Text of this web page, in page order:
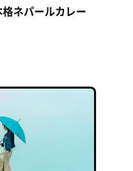
ネパールカレー